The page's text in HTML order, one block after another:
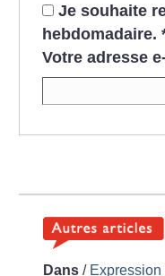
Je souhaite
hebdomadaire.
Votre adresse
Dans / Expression